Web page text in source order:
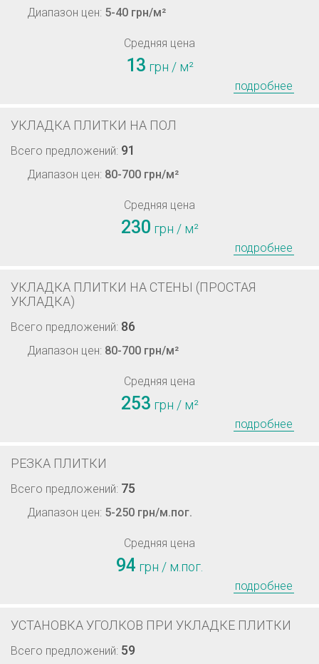
Диапазон цен: 5-40 грн/м²
Средняя цена
13 грн / м²
подробнее
УКЛАДКА ПЛИТКИ НА ПОЛ
Всего предложений: 91
Диапазон цен: 80-700 грн/м²
Средняя цена
230 грн / м²
подробнее
УКЛАДКА ПЛИТКИ НА СТЕНЫ (ПРОСТАЯ
УКЛАДКА)
Всего предложений: 86
Диапазон цен: 80-700 грн/м²
Средняя цена
253 грн / м²
подробнее
РЕЗКА ПЛИТКИ
Всего предложений: 75
Диапазон цен: 5-250 грн/м.пог.
Средняя цена
94 грн / м.пог.
подробнее
УСТАНОВКА УГОЛКОВ ПРИ УКЛАДКЕ ПЛИТКИ
Всего предложений: 59